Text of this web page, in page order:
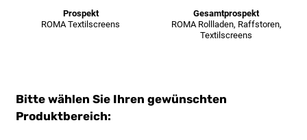
Prospekt
ROMA Textilscreens
Gesamtprospekt
ROMA Rollladen, Raffstoren,
Textilscreens
Bitte wählen Sie Ihren gewünschten
Produktbereich: